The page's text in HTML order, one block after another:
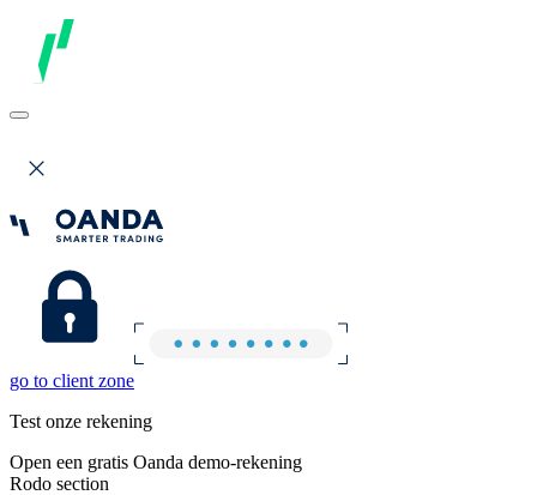
go to client zone
Test onze rekening
Open een gratis Oanda demo-rekening
Rodo section